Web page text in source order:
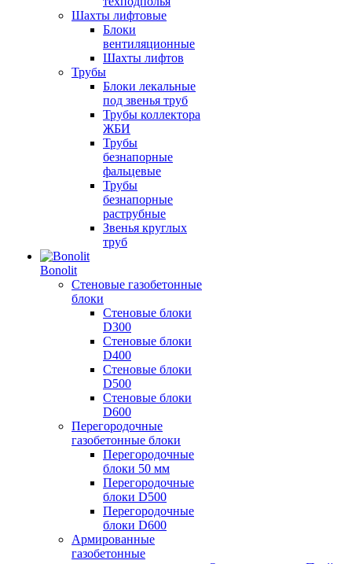
Шахты лифтовые
Блоки
вентиляционные
Шахты лифтов
Трубы
Блоки лекальные
под звенья труб
Трубы коллектора
ЖБИ
Трубы
безнапорные
фальцевые
Трубы
безнапорные
раструбные
Звенья круглых
труб
Bonolit
Стеновые газобетонные
блоки
Стеновые блоки
D300
Стеновые блоки
D400
Стеновые блоки
D500
Стеновые блоки
D600
Перегородочные
газобетонные блоки
Перегородочные
блоки 50 мм
Перегородочные
блоки D500
Перегородочные
блоки D600
Армированные
газобетонные